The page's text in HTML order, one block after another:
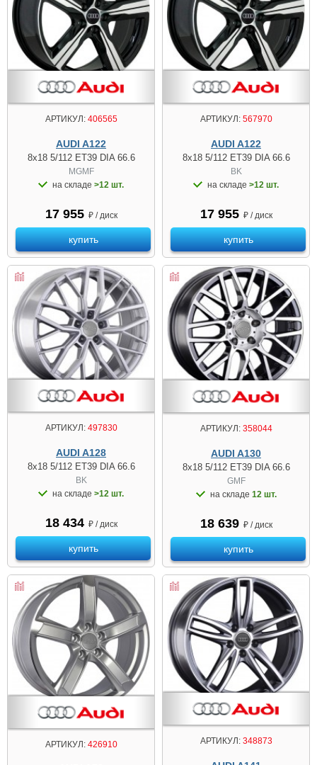
АРТИКУЛ:406565
AUDI A122
8x18 5/112 ET39 DIA 66.6
MGMF
на складе >12 шт.
17 955 ₽ / диск
купить
АРТИКУЛ:567970
AUDI A122
8x18 5/112 ET39 DIA 66.6
BK
на складе >12 шт.
17 955 ₽ / диск
купить
АРТИКУЛ:497830
AUDI A128
8x18 5/112 ET39 DIA 66.6
BK
на складе >12 шт.
18 434 ₽ / диск
купить
АРТИКУЛ:358044
AUDI A130
8x18 5/112 ET39 DIA 66.6
GMF
на складе 12 шт.
18 639 ₽ / диск
купить
АРТИКУЛ:426910 АРТИКУЛ:348873